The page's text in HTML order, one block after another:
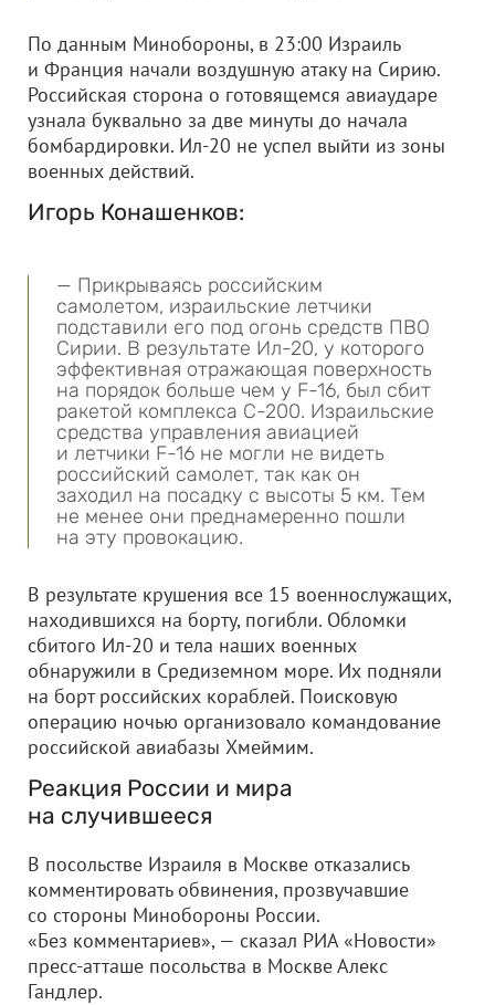
По данным Минобороны, в 23:00 Израиль
и Франция начали воздушную атаку на Сирию.
Российская сторона о готовящемся авиаударе
узнала буквально за две минуты до начала
бомбардировки. Ил-20 не успел выйти из зоны
военных действий.
Игорь Конашенков:
— Прикрываясь российским
самолетом, израильские летчики
подставили его под огонь средств ПВО
Сирии. В результате Ил-20, у которого
эффективная отражающая поверхность
на порядок больше чем у F-16, был сбит
ракетой комплекса С-200. Израильские
средства управления авиацией
и летчики F-16 не могли не видеть
российский самолет, так как он
заходил на посадку с высоты 5 км. Тем
не менее они преднамеренно пошли
на эту провокацию.
В результате крушения все 15 военнослужащих,
находившихся на борту, погибли. Обломки
сбитого Ил-20 и тела наших военных
обнаружили в Средиземном море. Их подняли
на борт российских кораблей. Поисковую
операцию ночью организовало командование
российской авиабазы Хмеймим.
Реакция России и мира
на случившееся
В посольстве Израиля в Москве отказались
комментировать обвинения, прозвучавшие
со стороны Минобороны России.
«Без комментариев», — сказал РИА «Новости»
пресс-атташе посольства в Москве Алекс
Гандлер.